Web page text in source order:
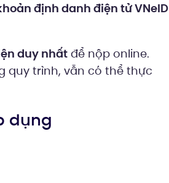
định danh điện tử VNeID
duy nhấtđể nộp online.
quy trình, vẫn có thể thực
dụng